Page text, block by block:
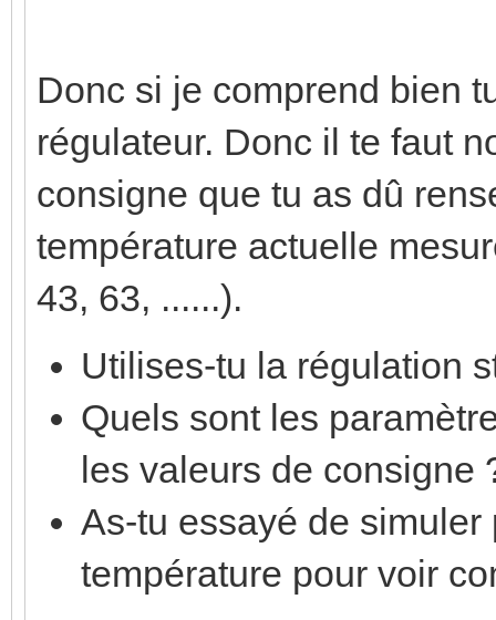
Donc si je comprend bien
régulateur. Donc il te faut
consigne que tu as dû
température actuelle
43, 63, ......).
Utilises-tu la régulation
Quels sont les
les valeurs de consigne
As-tu essayé de
température pour voir